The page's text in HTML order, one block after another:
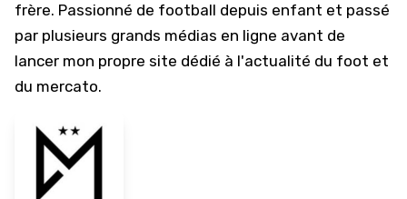
frère. Passionné de football depuis enfant et passé
par plusieurs grands médias en ligne avant de
lancer mon propre site dédié à l'actualité du foot et
du mercato.